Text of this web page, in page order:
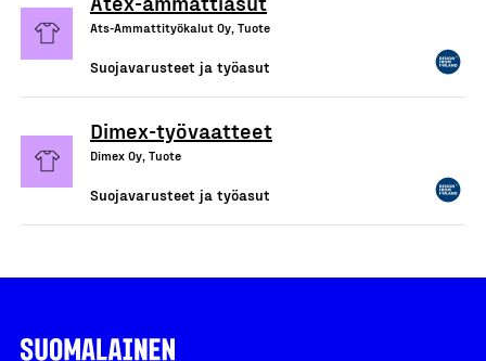
Ats-Ammattityökalut Oy, Tuote
Suojavarusteet ja työasut
Dimex-työvaatteet
Dimex Oy, Tuote
Suojavarusteet ja työasut